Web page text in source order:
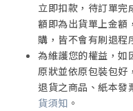
立即扣款，待訂單完
額即為出貨單上金額
購，皆不會有刷退程
為維護您的權益，如
原狀並依原包裝包好
退貨之商品、紙本發
貨須知 。